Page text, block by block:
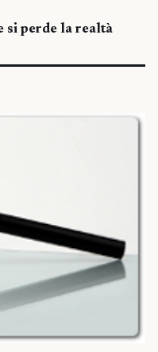
si perde la realtà